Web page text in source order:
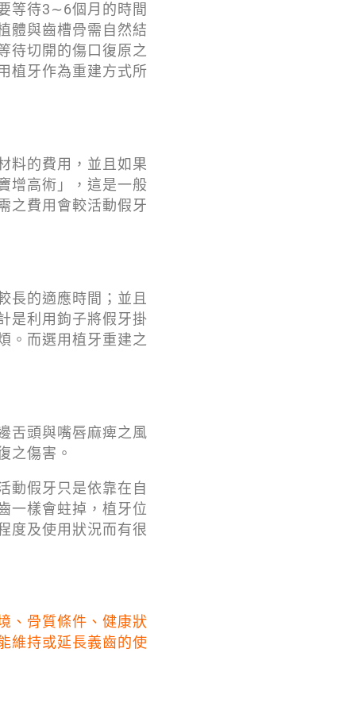
等待3∼6個月的時間
體與齒槽骨需自然結
待切開的傷口復原之
植牙作為重建方式所
料的費用，並且如果
增高術」，這是一般
之費用會較活動假牙
長的適應時間；並且
是利用鉤子將假牙掛
。而選用植牙重建之
舌頭與嘴唇麻痺之風
之傷害。
動假牙只是依靠在自
一樣會蛀掉，植牙位
度及使用狀況而有很
、骨質條件、健康狀
維持或延長義齒的使